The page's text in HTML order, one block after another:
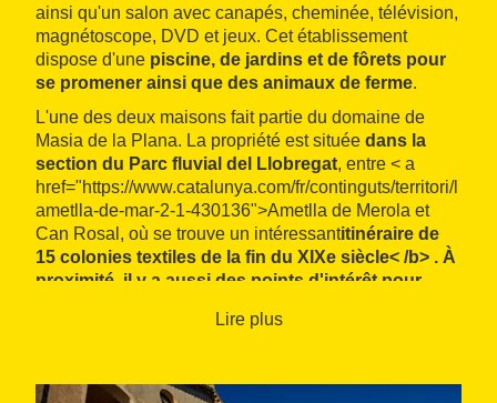
ainsi qu'un salon avec canapés, cheminée, télévision,
magnétoscope, DVD et jeux. Cet établissement
dispose d'une piscine, de jardins et de fôrets pour
se promener ainsi que des animaux de ferme.
L'une des deux maisons fait partie du domaine de
Masia de la Plana. La propriété est située dans la
section du Parc fluvial del Llobregat, entre < a
href="https://www.catalunya.com/fr/continguts/territori/l
ametlla-de-mar-2-1-430136">Ametlla de Merola et
Can Rosal, où se trouve un intéressantitinéraire de
15 colonies textiles de la fin du XIXe siècle< /b> . À
proximité, il y a aussi des points d'intérêt pour
activités qui vous rapprochent de la nature, ou le
Il peut se louer entiérement pour des groupes de
Lire plus